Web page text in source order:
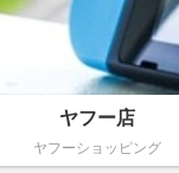
ヤフー店
ヤフーショッピング